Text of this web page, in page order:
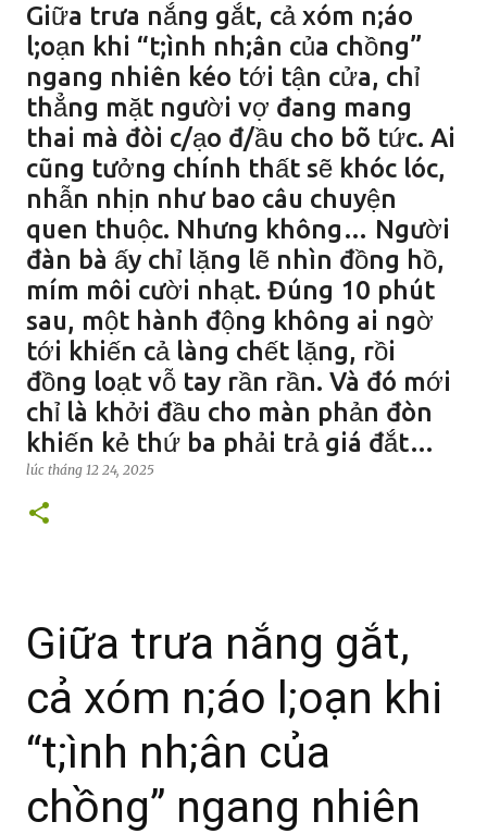
Giữa trưa nắng gắt, cả xóm n;áo
l;oạn khi “t;ình nh;ân của chồng”
ngang nhiên kéo tới tận cửa, chỉ
thẳng mặt người vợ đang mang
thai mà đòi c/ạo đ/ầu cho bõ tức. Ai
cũng tưởng chính thất sẽ khóc lóc,
nhẫn nhịn như bao câu chuyện
quen thuộc. Nhưng không… Người
đàn bà ấy chỉ lặng lẽ nhìn đồng hồ,
mím môi cười nhạt. Đúng 10 phút
sau, một hành động không ai ngờ
tới khiến cả làng chết lặng, rồi
đồng loạt vỗ tay rần rần. Và đó mới
chỉ là khởi đầu cho màn phản đòn
khiến kẻ thứ ba phải trả giá đắt…
lúc tháng 12 24, 2025
Giữa trưa nắng gắt,
cả xóm n;áo l;oạn khi
“t;ình nh;ân của
chồng” ngang nhiên